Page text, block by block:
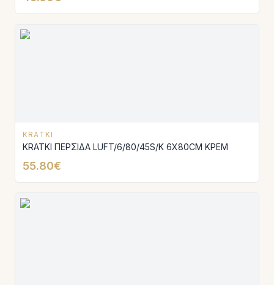
KRATKI
KRATKI ΠΕΡΣΙΔΑ LUFT/6/80/45S/K 6X80CM ΚΡΕΜ
55.80€